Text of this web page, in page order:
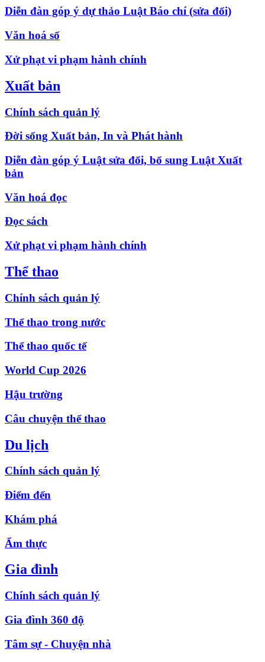
Diễn đàn góp ý dự thảo Luật Báo chí (sửa đổi)
Văn hoá số
Xử phạt vi phạm hành chính
Xuất bản
Chính sách quản lý
Đời sống Xuất bản, In và Phát hành
Diễn đàn góp ý Luật sửa đổi, bổ sung Luật Xuất
bản
Văn hoá đọc
Đọc sách
Xử phạt vi phạm hành chính
Thể thao
Chính sách quản lý
Thể thao trong nước
Thể thao quốc tế
World Cup 2026
Hậu trường
Câu chuyện thể thao
Du lịch
Chính sách quản lý
Điểm đến
Khám phá
Ẩm thực
Gia đình
Chính sách quản lý
Gia đình 360 độ
Tâm sự - Chuyện nhà